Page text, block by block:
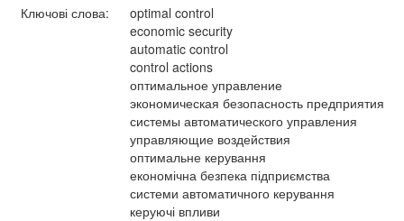
Ключові слова:
optimal control
economic security
automatic control
control actions
оптимальное управление
экономическая безопасность предприятия
системы автоматического управления
управляющие воздействия
оптимальне керування
економічна безпека підприємства
системи автоматичного керування
керуючі впливи